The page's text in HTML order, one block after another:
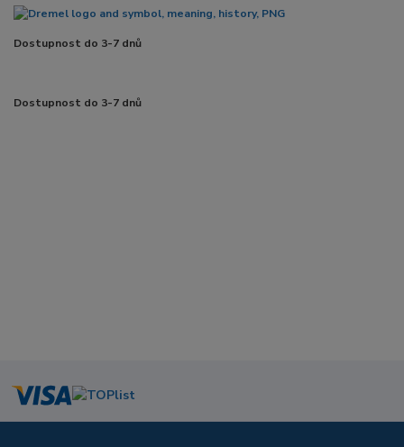
Dostupnost do 3-7 dnů
Dostupnost do 3-7 dnů